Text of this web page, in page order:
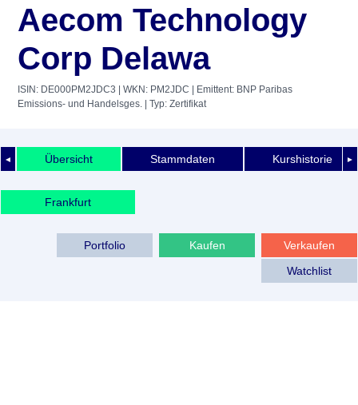
Aecom Technology
Corp Delawa
ISIN: DE000PM2JDC3 | WKN: PM2JDC | Emittent: BNP Paribas
Emissions- und Handelsges. | Typ: Zertifikat
◄ ►
Übersicht Stammdaten Kurshistorie
Frankfurt
Verkaufen
Kaufen
Portfolio
Watchlist